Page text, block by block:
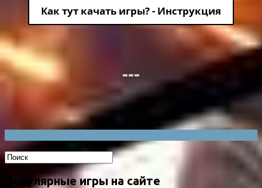
Как тут качать игры? - Инструкция
Популярные игры на сайте